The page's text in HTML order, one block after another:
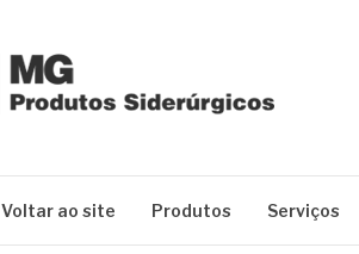
Voltar ao site Produtos Serviços